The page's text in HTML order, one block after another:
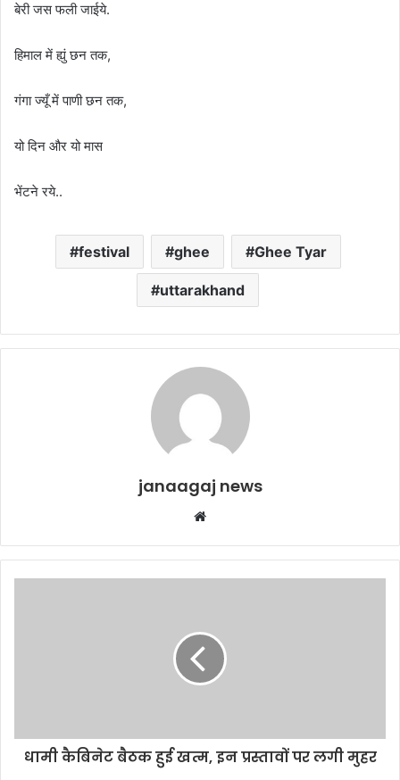
बेरी जस फली जाईये.
हिमाल में ह्युं छन तक,
गंगा ज्यूँ में पाणी छन तक,
यो दिन और यो मास
भेंटने रये..
festival ghee Ghee Tyar
uttarakhand
janaagaj news
Website
धामी कैबिनेट बैठक हुई खत्म, इन प्रस्तावों पर लगी मुहर